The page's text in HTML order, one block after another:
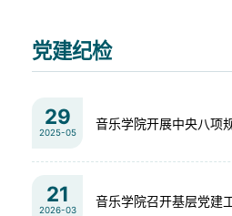
党建纪检
29
2025-05
音乐学院开展中央八项
21
2026-03
音乐学院召开基层党建